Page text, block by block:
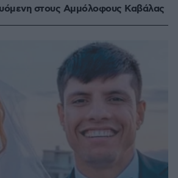
στους Αμμόλοφους Καβάλας